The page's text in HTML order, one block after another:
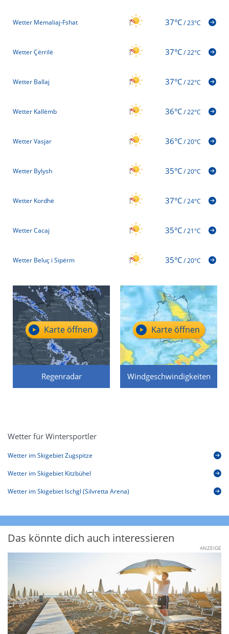
Wetter Memaliaj-Fshat 37°C/23°C
Wetter Çërrilë 37°C/22°C
Wetter Ballaj 37°C/22°C
Wetter Kallëmb 36°C/22°C
Wetter Vasjar 36°C/20°C
Wetter Bylysh 35°C/20°C
Wetter Kordhë 37°C/24°C
Wetter Cacaj 35°C/21°C
Wetter Beluç i Sipërm 35°C/20°C
Regenradar
Karte öffnen
Windgeschwindigkeiten
Karte öffnen
Wetter für Wintersportler
Wetter im Skigebiet Zugspitze
Wetter im Skigebiet Kitzbühel
Wetter im Skigebiet Ischgl (Silvretta Arena)
Das könnte dich auch interessieren
ANZEIGE